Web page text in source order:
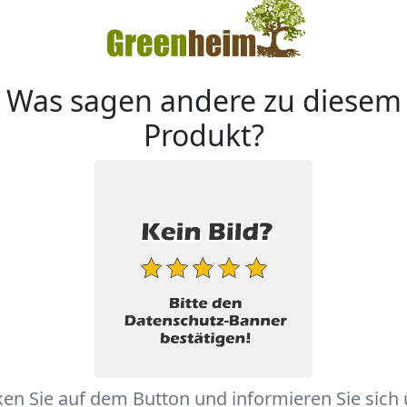
Was sagen andere zu diesem
Produkt?
Sie auf dem Button und informieren Sie sich